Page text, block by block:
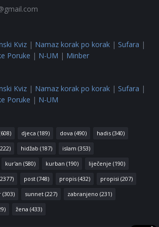
Kviz | Namaz korak po korak | Sufara |
Poruke | N-UM | Minber
Kviz | Namaz korak po korak | Sufara |
Poruke | N-UM
djeca (189) dova (490) hadis (340)
hidžab (187) islam (353)
kur'an (580) kurban (190) liječenje (190)
post (748) propis (432) propisi (207)
(303) sunnet (227) zabranjeno (231)
žena (433)